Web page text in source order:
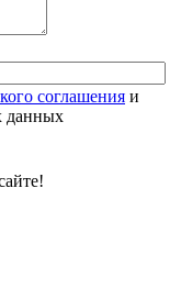
соглашения и
данных